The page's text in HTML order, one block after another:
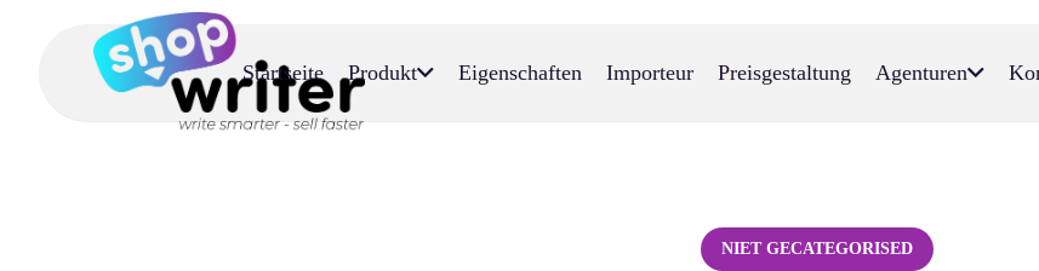
Startseite Produkt Eigenschaften Importeur Preisgestaltung Agenturen
NIET GECATEGORISED